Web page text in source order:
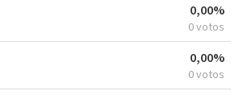
0,00%
0 votos
0,00%
0 votos